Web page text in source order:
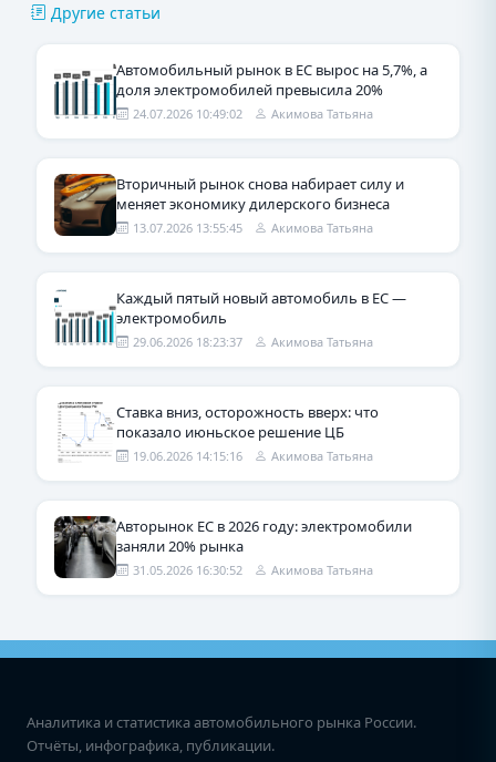
Другие статьи
Автомобильный рынок в ЕС вырос на 5,7%, а
доля электромобилей превысила 20%
24.07.2026 10:49:02 Акимова Татьяна
Вторичный рынок снова набирает силу и
меняет экономику дилерского бизнеса
13.07.2026 13:55:45 Акимова Татьяна
Каждый пятый новый автомобиль в ЕС —
электромобиль
29.06.2026 18:23:37 Акимова Татьяна
Ставка вниз, осторожность вверх: что
показало июньское решение ЦБ
19.06.2026 14:15:16 Акимова Татьяна
Авторынок ЕС в 2026 году: электромобили
заняли 20% рынка
31.05.2026 16:30:52 Акимова Татьяна
Аналитика и статистика автомобильного рынка России.
Отчёты, инфографика, публикации.